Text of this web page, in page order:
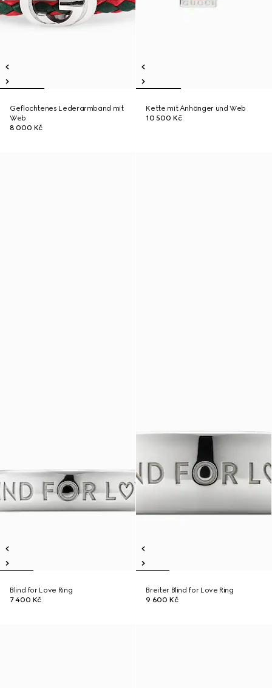
Geflochtenes Lederarmband mit
Web
8 000 Kč
Kette mit Anhänger und Web
10 500 Kč
Blind for Love Ring
7 400 Kč
Breiter Blind for Love Ring
9 600 Kč